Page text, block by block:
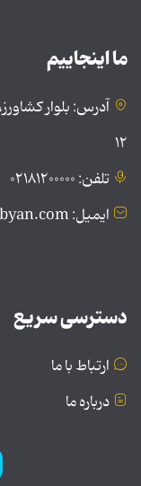
ما اینجاییم
آدرس: بلوار
۱۲
تلفن: ۰۲۱۸۱۲۰۰۰۰۰
ایمیل: public@tebyan.com
دسترسی سریع
ارتباط با ما
درباره ما